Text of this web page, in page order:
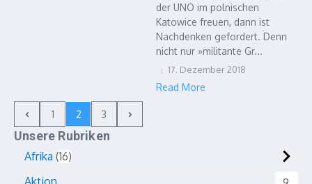
der UNO im polnischen
Katowice freuen, dann ist
Nachdenken gefordert. Denn
nicht nur »militante Gr...
17. Dezember 2018
Read More
1 2 3
Unsere Rubriken
Afrika 16
Aktion